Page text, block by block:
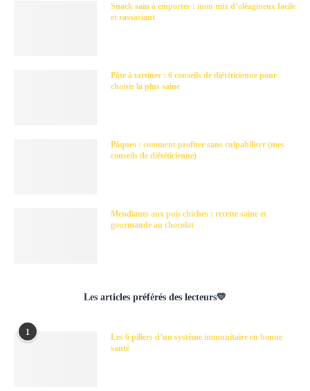
Snack sain à emporter : mon mix d’oléagineux facile
et rassasiant
Pâte à tartiner : 6 conseils de diététicienne pour
choisir la plus saine
Pâques : comment profiter sans culpabiliser (mes
conseils de diététicienne)
Mendiants aux pois chiches : recette saine et
gourmande au chocolat
Les articles préférés des lecteurs💛
1
Les 6 piliers d’un système immunitaire en bonne
santé